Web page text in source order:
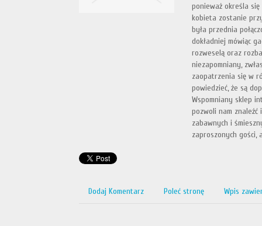
ponieważ określa
kobieta zostanie
była przednia
dokładniej mówiąc
rozweselą oraz
niezapomniany,
zaopatrzenia się w
powiedzieć, że są
Wspomniany sklep
pozwoli nam
zabawnych i
zaproszonych gości,
Dodaj Komentarz Poleć stronę Wpis